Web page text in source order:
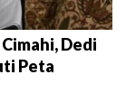
Dedi
Peta